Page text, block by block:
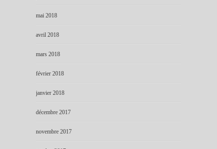
mai 2018
avril 2018
mars 2018
février 2018
janvier 2018
décembre 2017
novembre 2017